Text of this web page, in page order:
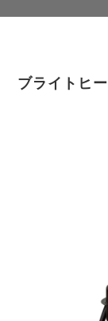
ブライトヒ